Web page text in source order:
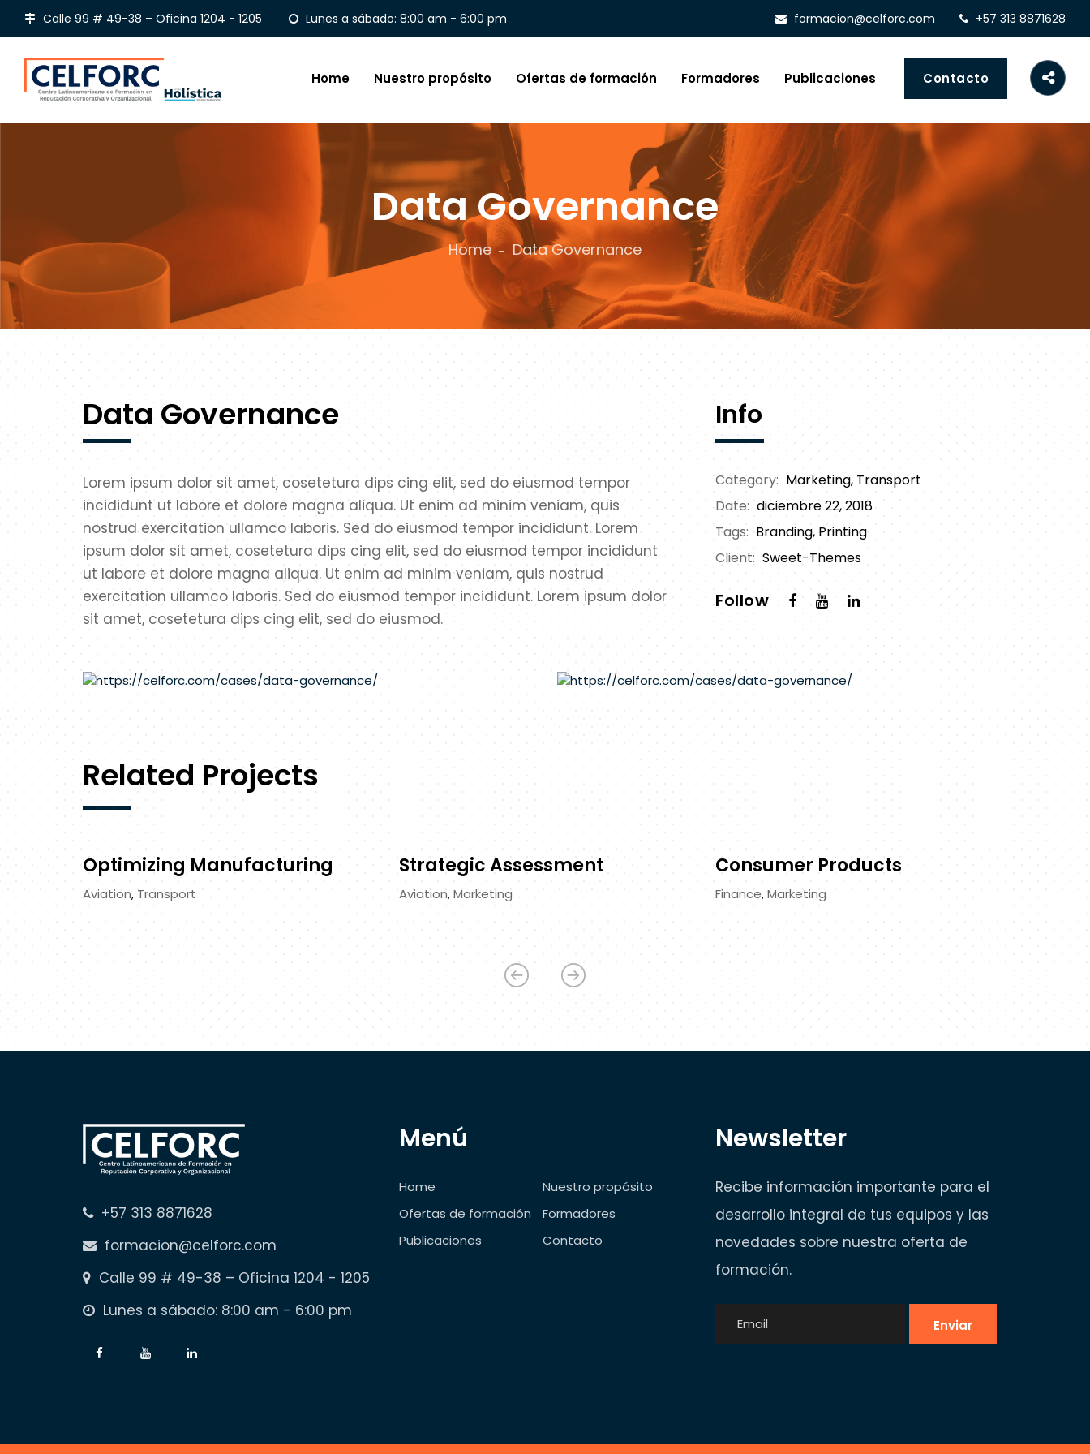
Calle 99 # 49-38 – Oficina 1204 - 1205 Lunes a sábado: 8:00 am - 6:00 pm +57 313 8871628
formacion@celforc.com
Home Nuestro propósito Ofertas de formación Formadores Publicaciones Contacto
Data Governance
Home Data Governance
Data Governance
Lorem ipsum dolor sit amet, cosetetura dips cing elit, sed do eiusmod tempor
incididunt ut labore et dolore magna aliqua. Ut enim ad minim veniam, quis
nostrud exercitation ullamco laboris. Sed do eiusmod tempor incididunt. Lorem
ipsum dolor sit amet, cosetetura dips cing elit, sed do eiusmod tempor incididunt
ut labore et dolore magna aliqua. Ut enim ad minim veniam, quis nostrud
exercitation ullamco laboris. Sed do eiusmod tempor incididunt. Lorem ipsum dolor
sit amet, cosetetura dips cing elit, sed do eiusmod.
Info
Category: Marketing, Transport
Date: diciembre 22, 2018
Tags: Branding, Printing
Client: Sweet-Themes
Follow
Related Projects
Optimizing Manufacturing
Aviation, Transport
Strategic Assessment
Aviation,Marketing
Consumer Products
Finance,Marketing
+57 313 8871628
formacion@celforc.com
Calle 99 # 49-38 – Oficina 1204 - 1205
Lunes a sábado: 8:00 am - 6:00 pm
Menú
Home
Nuestro propósito
Ofertas de formación
Formadores
Publicaciones
Contacto
Newsletter
Recibe información importante para el
desarrollo integral de tus equipos y las
novedades sobre nuestra oferta de
formación.